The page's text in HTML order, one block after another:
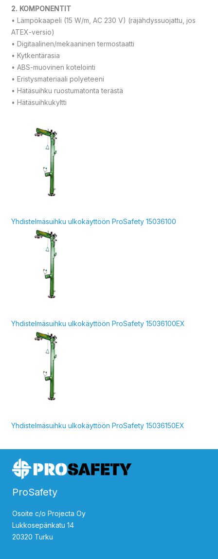
2. KOMPONENTIT
• Lämpökaapeli (15 W/m, AC 230 V) (räjähdyssuojattu, jos
ATEX-versio)
• Digitaalinen/mekaaninen termostaatti
• Kytkentärasia
• ABS-muovinen kotelointi
• Eristysmateriaali polyeteeni
• Hätäsuihku ruostumatonta terästä
• Hätäsuihkukyltti
Yhdistelmäsuihku ulkokäyttöön ProSafety 15036100
Yhdistelmäsuihku ulkokäyttöön ProSafety 15036100EX
Yhdistelmäsuihku ulkokäyttöön ProSafety 15036150EX
ProSafety
Osoite c/o Projecta Oy
Lukkosepänkatu 14
20320 Turku